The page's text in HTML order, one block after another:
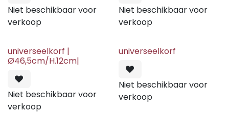
Niet beschikbaar voor
verkoop
Niet beschikbaar voor
verkoop
universeelkorf |
Ø46,5cm/H.12cm|
Niet beschikbaar voor
verkoop
universeelkorf
Niet beschikbaar voor
verkoop